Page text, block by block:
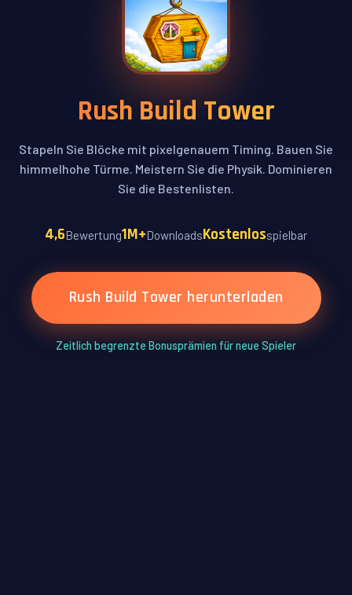
Rush Build Tower
Stapeln Sie Blöcke mit pixelgenauem Timing. Bauen Sie
himmelhohe Türme. Meistern Sie die Physik. Dominieren
Sie die Bestenlisten.
4,6Bewertung1M+DownloadsKostenlosspielbar
Rush Build Tower herunterladen
Zeitlich begrenzte Bonusprämien für neue Spieler